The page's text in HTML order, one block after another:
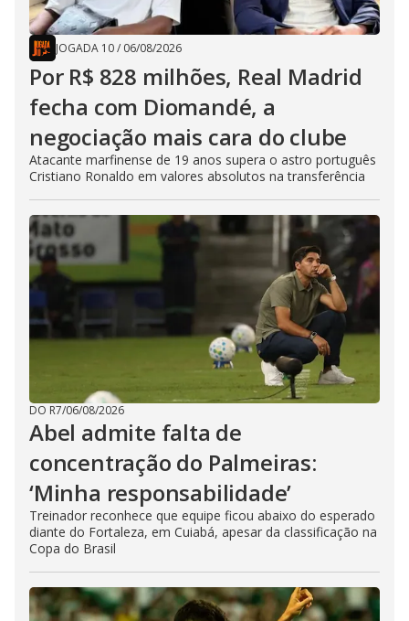
JOGADA 10/ 06/08/2026
Por R$ 828 milhões, Real Madrid
fecha com Diomandé, a
negociação mais cara do clube
Atacante marfinense de 19 anos supera o astro português
Cristiano Ronaldo em valores absolutos na transferência
DO R7/06/08/2026
Abel admite falta de
concentração do Palmeiras:
‘Minha responsabilidade’
Treinador reconhece que equipe ficou abaixo do esperado
diante do Fortaleza, em Cuiabá, apesar da classificação na
Copa do Brasil